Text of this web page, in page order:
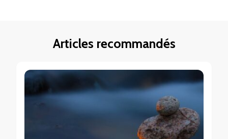
Articles recommandés